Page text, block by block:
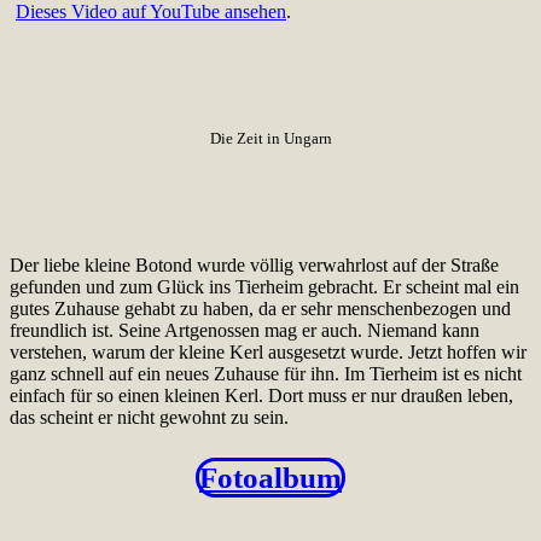
Dieses Video auf YouTube ansehen.
Die Zeit in Ungarn
Der liebe kleine Botond wurde völlig verwahrlost auf der Straße
gefunden und zum Glück ins Tierheim gebracht. Er scheint mal ein
gutes Zuhause gehabt zu haben, da er sehr menschenbezogen und
freundlich ist. Seine Artgenossen mag er auch. Niemand kann
verstehen, warum der kleine Kerl ausgesetzt wurde. Jetzt hoffen wir
ganz schnell auf ein neues Zuhause für ihn. Im Tierheim ist es nicht
einfach für so einen kleinen Kerl. Dort muss er nur draußen leben,
das scheint er nicht gewohnt zu sein.
Fotoalbum